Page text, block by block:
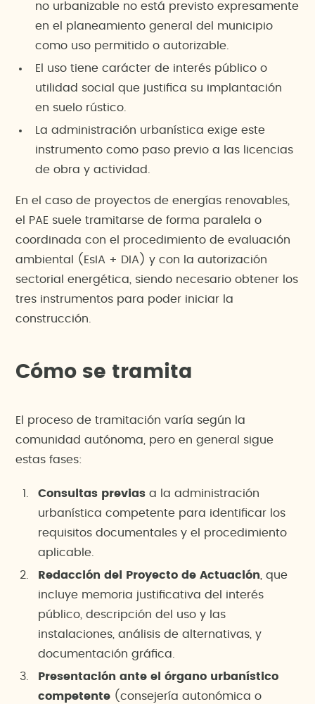
no urbanizable no está previsto expresamente
en el planeamiento general del municipio
como uso permitido o autorizable.
El uso tiene carácter de interés público o
utilidad social que justifica su implantación
en suelo rústico.
La administración urbanística exige este
instrumento como paso previo a las licencias
de obra y actividad.
En el caso de proyectos de energías renovables,
el PAE suele tramitarse de forma paralela o
coordinada con el procedimiento de evaluación
ambiental (EsIA + DIA) y con la autorización
sectorial energética, siendo necesario obtener los
tres instrumentos para poder iniciar la
construcción.
Cómo se tramita
El proceso de tramitación varía según la
comunidad autónoma, pero en general sigue
estas fases:
Consultas previas a la administración
urbanística competente para identificar los
requisitos documentales y el procedimiento
aplicable.
Redacción del Proyecto de Actuación , que
incluye memoria justificativa del interés
público, descripción del uso y las
instalaciones, análisis de alternativas, y
documentación gráfica.
Presentación ante el órgano urbanístico
competente (consejería autonómica o